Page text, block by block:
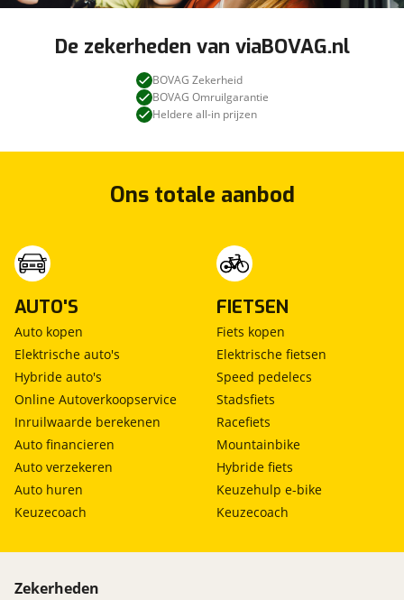
De zekerheden van viaBOVAG.nl
BOVAG Zekerheid
BOVAG Omruilgarantie
Heldere all-in prijzen
Ons totale aanbod
AUTO'S
Auto kopen
Elektrische auto's
Hybride auto's
Online Autoverkoopservice
Inruilwaarde berekenen
Auto financieren
Auto verzekeren
Auto huren
Keuzecoach
FIETSEN
Fiets kopen
Elektrische fietsen
Speed pedelecs
Stadsfiets
Racefiets
Mountainbike
Hybride fiets
Keuzehulp e-bike
Keuzecoach
Zekerheden